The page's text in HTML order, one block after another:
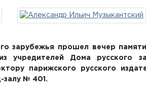
зарубежья прошел вечер
учредителей Дома русского
парижского русского
№ 401.